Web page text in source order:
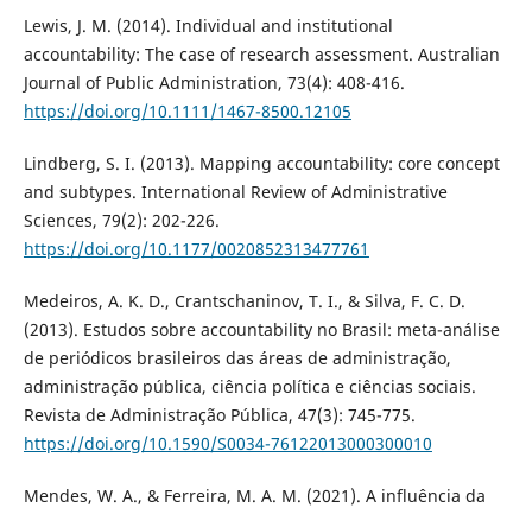
Lewis, J. M. (2014). Individual and institutional
accountability: The case of research assessment. Australian
Journal of Public Administration, 73(4): 408-416.
https://doi.org/10.1111/1467-8500.12105
Lindberg, S. I. (2013). Mapping accountability: core concept
and subtypes. International Review of Administrative
Sciences, 79(2): 202-226.
https://doi.org/10.1177/0020852313477761
Medeiros, A. K. D., Crantschaninov, T. I., & Silva, F. C. D.
(2013). Estudos sobre accountability no Brasil: meta-análise
de periódicos brasileiros das áreas de administração,
administração pública, ciência política e ciências sociais.
Revista de Administração Pública, 47(3): 745-775.
https://doi.org/10.1590/S0034-76122013000300010
Mendes, W. A., & Ferreira, M. A. M. (2021). A influência da